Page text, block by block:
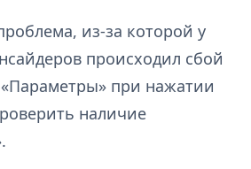
из-за которой у
происходил сбой
при нажатии
наличие